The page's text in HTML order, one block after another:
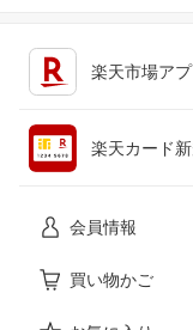
楽天市場ア
楽天カード
会員情報
買い物かご